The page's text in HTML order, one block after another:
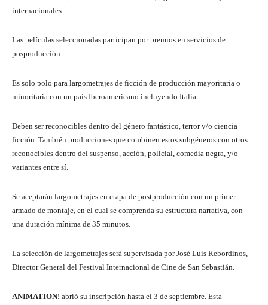
internacionales.
Las películas seleccionadas participan por premios en servicios de
posproducción.
Es solo polo para largometrajes de ficción de producción mayoritaria o
minoritaria con un país Iberoamericano incluyendo Italia.
Deben ser reconocibles dentro del género fantástico, terror y/o ciencia
ficción. También producciones que combinen estos subgéneros con otros
reconocibles dentro del suspenso, acción, policial, comedia negra, y/o
variantes entre sí.
Se aceptarán largometrajes en etapa de postproducción con un primer
armado de montaje, en el cual se comprenda su estructura narrativa, con
una duración mínima de 35 minutos.
La selección de largometrajes será supervisada por José Luis Rebordinos,
Director General del Festival Internacional de Cine de San Sebastián.
ANIMATION! abrió su inscripción hasta el 3 de septiembre. Esta